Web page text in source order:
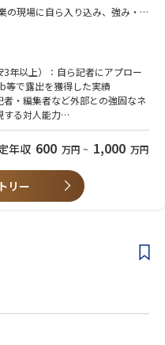
レート本部長が兼任）←募集ポ
々しい短期成果よりも、企業価
き合い、リスクの極小化と堅実
つこと
の現場に自ら入り込み、強み・ネ
筆・配信、取材対応・調整
壇の企画・実行
効果測定、社内への共有と活用
・プライバシーポリシー等の管
年以上）：自ら記者にアプロー
等で露出を獲得した実績
・編集者など外部との強固なネ
する対人能力
や社外向けメッセージなど、企業
る能力
ネットワーク
年収 600 万円 ~ 1,000 万円
リー